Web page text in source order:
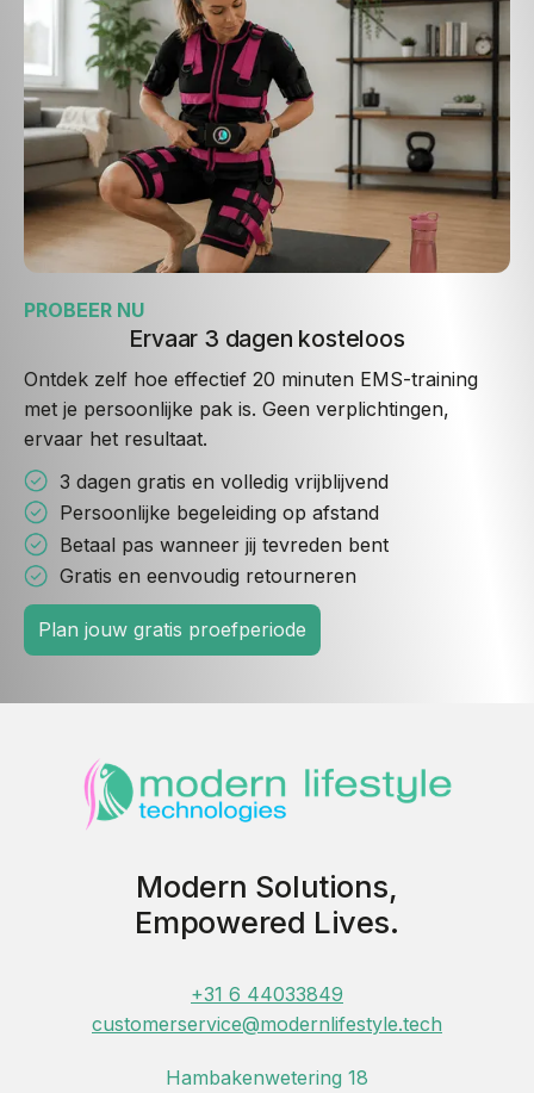
PROBEER NU
Ervaar 3 dagen kosteloos
Ontdek zelf hoe effectief 20 minuten EMS-training
met je persoonlijke pak is. Geen verplichtingen,
ervaar het resultaat.
3 dagen gratis en volledig vrijblijvend
Persoonlijke begeleiding op afstand
Betaal pas wanneer jij tevreden bent
Gratis en eenvoudig retourneren
Plan jouw gratis proefperiode
Modern Solutions,
Empowered Lives.
+31 6 44033849
customerservice@modernlifestyle.tech
Hambakenwetering 18